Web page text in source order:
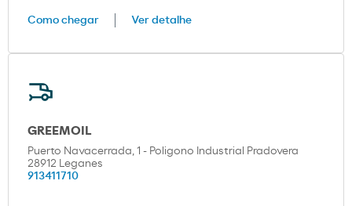
Como chegar Ver detalhe
GREEMOIL
Puerto Navacerrada, 1 - Poligono Industrial Pradovera
28912 Leganes
913411710